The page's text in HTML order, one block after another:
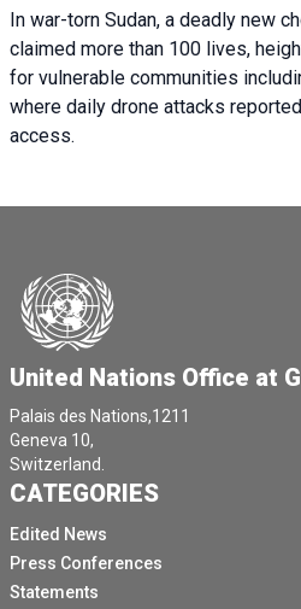
In war-torn Sudan, a deadly new
claimed more than 100 lives,
for vulnerable communities
where daily drone attacks
access.
United Nations Office at
Palais des Nations,1211
Geneva 10,
Switzerland.
CATEGORIES
Edited News
Press Conferences
Statements